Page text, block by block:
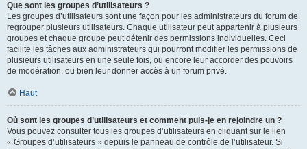
Que sont les groupes d’utilisateurs ?
Les groupes d’utilisateurs sont une façon pour les administrateurs du forum de
regrouper plusieurs utilisateurs. Chaque utilisateur peut appartenir à plusieurs
groupes et chaque groupe peut détenir des permissions individuelles. Ceci
facilite les tâches aux administrateurs qui pourront modifier les permissions de
plusieurs utilisateurs en une seule fois, ou encore leur accorder des pouvoirs
de modération, ou bien leur donner accès à un forum privé.
Haut
Où sont les groupes d’utilisateurs et comment puis-je en rejoindre un ?
Vous pouvez consulter tous les groupes d’utilisateurs en cliquant sur le lien
« Groupes d’utilisateurs » depuis le panneau de contrôle de l’utilisateur. Si